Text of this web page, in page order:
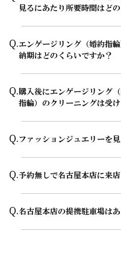
エタニティリングの
マリッジリング（結
また、紛争ダイヤモンドや
い、ヴァージン・ダイヤモ
※一定の基準を満たしたダイ
ト）」、ダイヤモンドの輝
書」を発行しております。
※0.25ct未満およびHカラー
ダイヤモンドにはサリネ・
輝きの評価システム
「ヴァージン・ダイ
見るにあたり所要時間はど
が可能ですのでお気軽にお
ご来店予約はこちら
Q.エンゲージリング（婚約指
納期はどのくらいですか？
のため、ご注文いただいて
ます。婚約指輪をプロポー
と安心です。
お急ぎの場合はコンシェル
Q.購入後にエンゲージリング
指輪）のクリーニングは受
15分程度でくすみや汚れを
永久保証サービスに
Q.ファッションジュエリーを
エクセルコ ダイヤモンドで
扱っています。
ご自身用のジュエリー選び
Q.予約無しで名古屋本店に来
おります。ご予約のお客様
Q.名古屋本店の提携駐車場は